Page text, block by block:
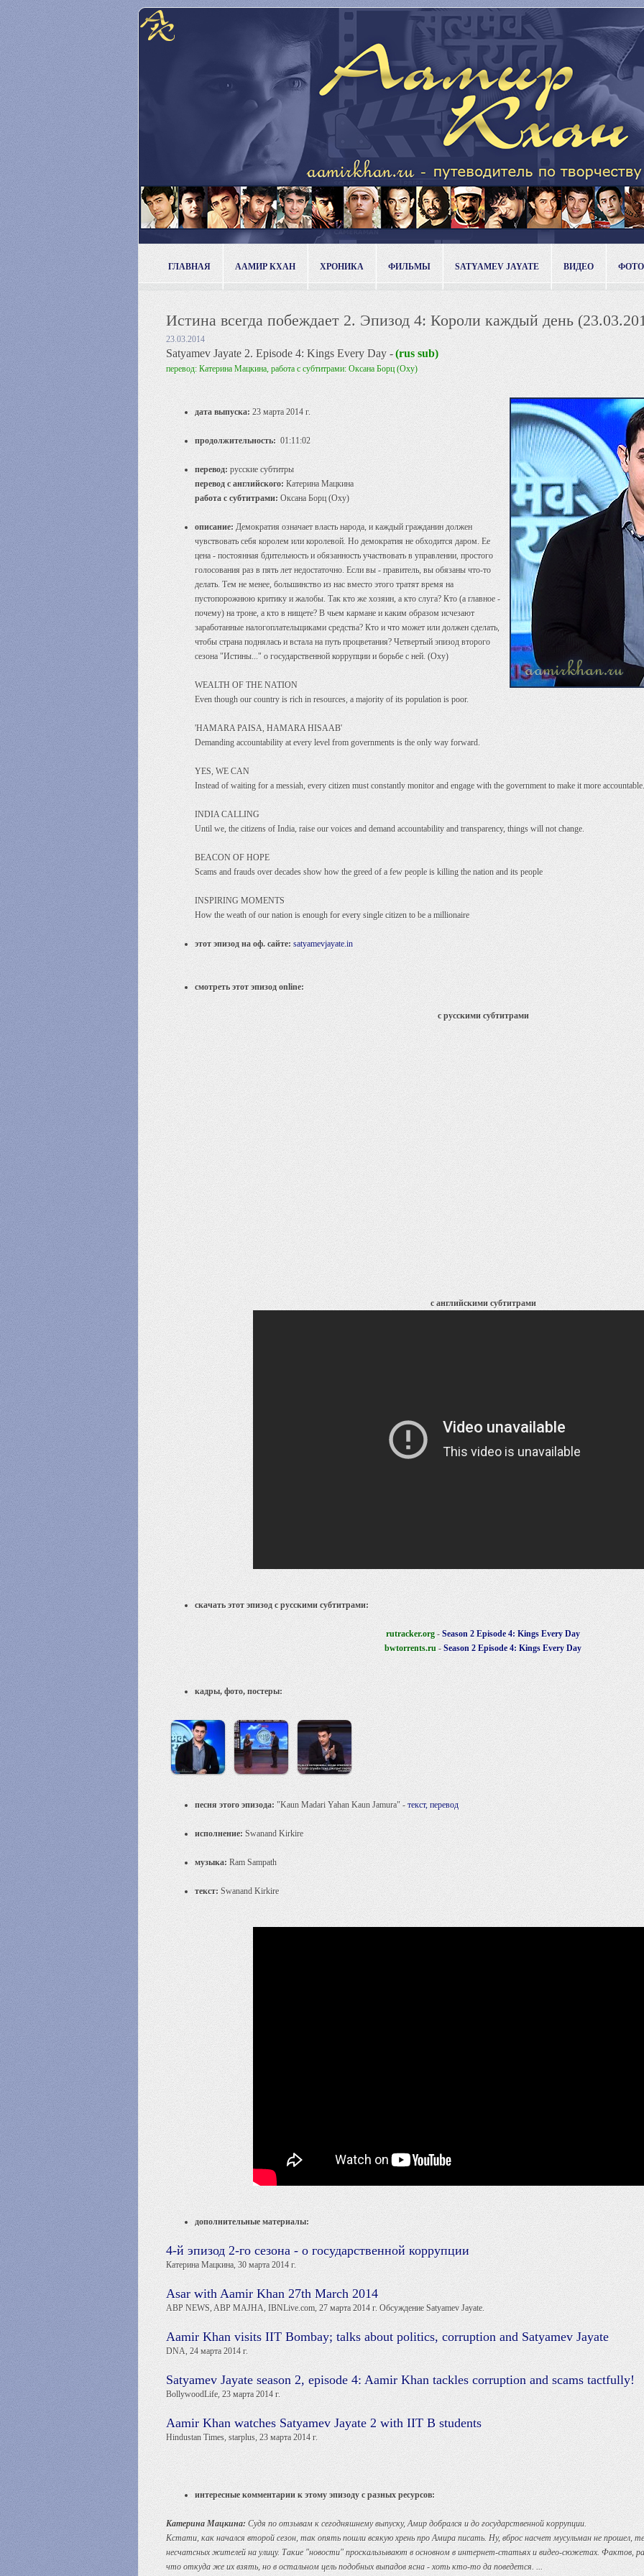
ГЛАВНАЯ ААМИР КХАН ХРОНИКА ФИЛЬМЫ SATYAMEV JAYATE ВИДЕО ФОТО
Истина всегда побеждает 2. Эпизод 4: Короли каждый день
23.03.2014
Satyamev Jayate 2. Episode 4: Kings Every Day -(rus sub)
перевод: Катерина Мацкина, работа с субтитрами: Оксана Борц (Oxy)
дата выпуска: 23 марта 2014 г.
продолжительность: 01:11:02
перевод: русские субтитры
перевод с английского: Катерина Мацкина
работа с субтитрами: Оксана Борц (Oxy)
описание: Демократия означает власть народа, и каждый гражданин должен
чувствовать себя королем или королевой. Но демократия не обходится даром. Ее
цена - постоянная бдительность и обязанность участвовать в управлении, простого
голосования раз в пять лет недостаточно. Если вы - правитель, вы обязаны что-то
делать. Тем не менее, большинство из нас вместо этого тратят время на
пустопорожнюю критику и жалобы. Так кто же хозяин, а кто слуга? Кто (а главное -
почему) на троне, а кто в нищете? В чьем кармане и каким образом исчезают
заработанные налогоплательщиками средства? Кто и что может или должен сделать,
чтобы страна поднялась и встала на путь процветания? Четвертый эпизод второго
сезона "Истины..." о государственной коррупции и борьбе с ней. (Oxy)
WEALTH OF THE NATION
Even though our country is rich in resources, a majority of its population is poor.
'HAMARA PAISA, HAMARA HISAAB'
Demanding accountability at every level from governments is the only way forward.
YES, WE CAN
Instead of waiting for a messiah, every citizen must constantly monitor and engage with the government to make it more accountable.
INDIA CALLING
Until we, the citizens of India, raise our voices and demand accountability and transparency, things will not change.
BEACON OF HOPE
Scams and frauds over decades show how the greed of a few people is killing the nation and its people
INSPIRING MOMENTS
How the weath of our nation is enough for every single citizen to be a millionaire
этот эпизод на оф. сайте: satyamevjayate.in
смотреть этот эпизод online:
с русскими субтитрами
с английскими субтитрами
скачать этот эпизод с русскими субтитрами:
rutracker.org - Season 2 Episode 4: Kings Every Day
bwtorrents.ru - Season 2 Episode 4: Kings Every Day
кадры, фото, постеры:
песня этого эпизода: "Kaun Madari Yahan Kaun Jamura" - текст, перевод
исполнение: Swanand Kirkire
музыка: Ram Sampath
текст: Swanand Kirkire
дополнительные материалы:
4-й эпизод 2-го сезона - о государственной коррупции
Катерина Мацкина, 30 марта 2014 г.
Asar with Aamir Khan 27th March 2014
ABP NEWS, ABP MAJHA, IBNLive.com, 27 марта 2014 г. Обсуждение Satyamev Jayate.
Aamir Khan visits IIT Bombay; talks about politics, corruption and Satyamev Jayate
DNA, 24 марта 2014 г.
Satyamev Jayate season 2, episode 4: Aamir Khan tackles corruption and scams tactfully!
BollywoodLife, 23 марта 2014 г.
Aamir Khan watches Satyamev Jayate 2 with IIT B students
Hindustan Times, starplus, 23 марта 2014 г.
интересные комментарии к этому эпизоду с разных ресурсов:
Катерина Мацкина: Судя по отзывам к сегодняшнему выпуску, Амир добрался и до государственной коррупции.
Кстати, как начался второй сезон, так опять пошли всякую хрень про Амира писать. Ну, вброс насчет мусульман не прошел,
несчатсных жителей на улицу. Такие "новости" проскальзывают в основном в интернет-статьях и видео-сюжетах. Фактов,
что откуда же их взять, но в остальном цель подобных выпадов ясна - хоть кто-то да поведется. ...